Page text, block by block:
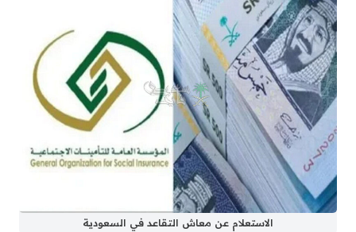
الاستعلام عن معاش التقاعد في السعودية